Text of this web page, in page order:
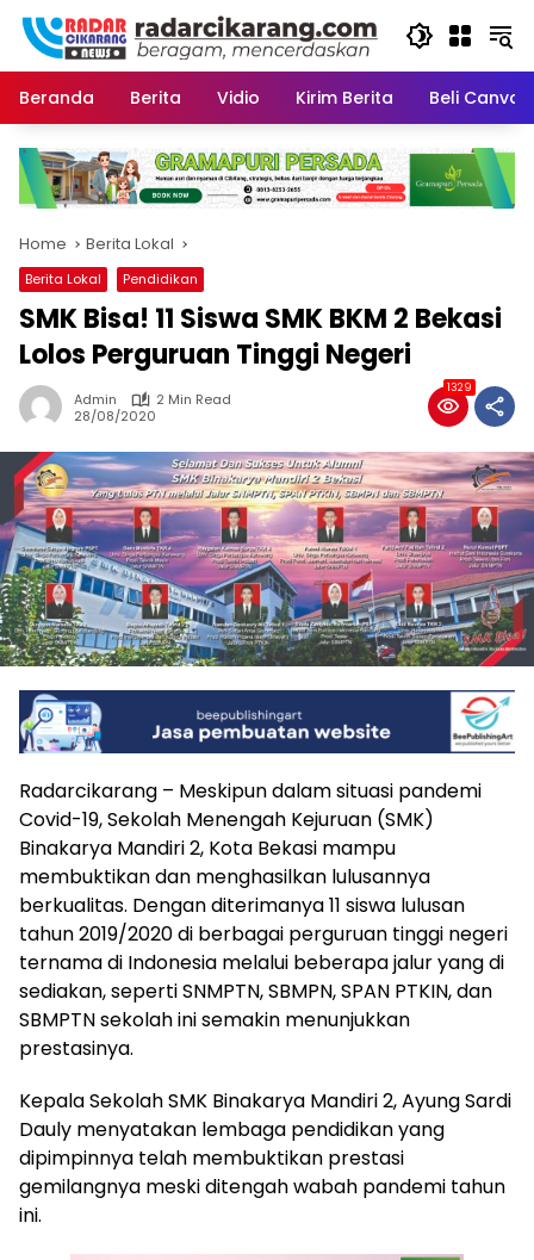
Skip
content
Beranda
Berita Vidio Kirim Berita Beli
Home Berita Lokal
Berita Lokal Pendidikan
SMK Bisa! 11 Siswa SMK BKM 2 Bekasi
Lolos Perguruan Tinggi Negeri
Admin
2 Min Read
28/08/2020
1329
Radarcikarang – Meskipun dalam situasi pandemi
Covid-19, Sekolah Menengah Kejuruan (SMK)
Binakarya Mandiri 2, Kota Bekasi mampu
membuktikan dan menghasilkan lulusannya
berkualitas. Dengan diterimanya 11 siswa lulusan
tahun 2019/2020 di berbagai perguruan tinggi negeri
ternama di Indonesia melalui beberapa jalur yang di
sediakan, seperti SNMPTN, SBMPN, SPAN PTKIN, dan
SBMPTN sekolah ini semakin menunjukkan
prestasinya.
Kepala Sekolah SMK Binakarya Mandiri 2, Ayung Sardi
Dauly menyatakan lembaga pendidikan yang
dipimpinnya telah membuktikan prestasi
gemilangnya meski ditengah wabah pandemi tahun
ini.